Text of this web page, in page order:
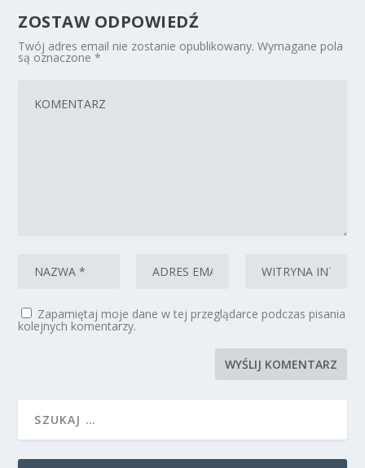
ZOSTAW ODPOWIEDŹ
Twój adres email nie zostanie opublikowany. Wymagane pola
są oznaczone*
Zapamiętaj moje dane w tej przeglądarce podczas pisania
kolejnych komentarzy.